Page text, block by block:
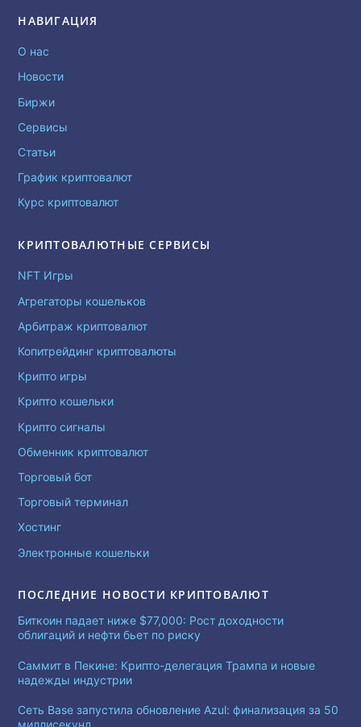
НАВИГАЦИЯ
О нас
Новости
Биржи
Сервисы
Статьи
График криптовалют
Курс криптовалют
КРИПТОВАЛЮТНЫЕ СЕРВИСЫ
NFT Игры
Агрегаторы кошельков
Арбитраж криптовалют
Копитрейдинг криптовалюты
Крипто игры
Крипто кошельки
Крипто сигналы
Обменник криптовалют
Торговый бот
Торговый терминал
Хостинг
Электронные кошельки
ПОСЛЕДНИЕ НОВОСТИ КРИПТОВАЛЮТ
Биткоин падает ниже $77,000: Рост доходности
облигаций и нефти бьет по риску
Саммит в Пекине: Крипто-делегация Трампа и новые
надежды индустрии
Сеть Base запустила обновление Azul: финализация за 50